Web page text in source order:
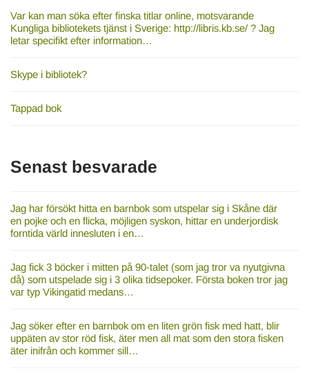
Var kan man söka efter finska titlar online, motsvarande
Kungliga bibliotekets tjänst i Sverige: http://libris.kb.se/ ? Jag
letar specifikt efter information…
Skype i bibliotek?
Tappad bok
Senast besvarade
Jag har försökt hitta en barnbok som utspelar sig i Skåne där
en pojke och en flicka, möjligen syskon, hittar en underjordisk
forntida värld innesluten i en…
Jag fick 3 böcker i mitten på 90-talet (som jag tror va nyutgivna
då) som utspelade sig i 3 olika tidsepoker. Första boken tror jag
var typ Vikingatid medans…
Jag söker efter en barnbok om en liten grön fisk med hatt, blir
uppäten av stor röd fisk, äter men all mat som den stora fisken
äter inifrån och kommer sill…